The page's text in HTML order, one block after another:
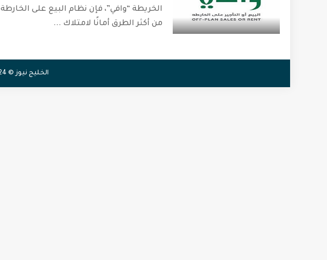
الخريطة “وافي”، فإن نظام البيع على الخارطة
من أكثر الطرق أمانًا لامتلاك ...
الخليج نيوز © 2024 جميع الحقوق محفوظة.